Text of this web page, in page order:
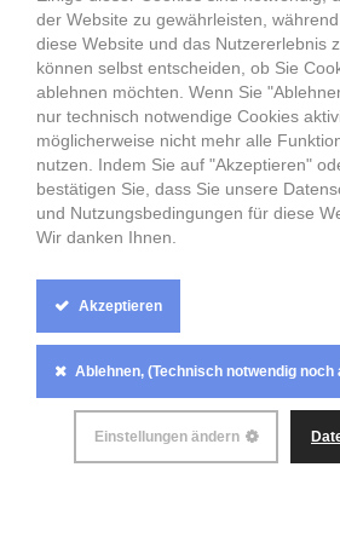
Partnervermittlung Minsk, Traumfrau
Weißrussland
Sie suchen eine Traumfrau aus
Ukraine, Deutschland? Frauen aus
Minsk, Sankt Petersburg, Berlin
Singelpartys in Moskau, Sankt
Singlepartys in Russland,
Ukraine. Ihre Datingagentur für
für Weißrussland, Ihr Dating Minsk,
Dating Sankt Petersburg
Frauen aus Belarus Weißrussland,
Frauen, Frauen aus Minsk
ALLE RECHTE VORBEHALTEN
Cookie
Box
Settings
der Website zu gewährleisten,
diese Website und das Nutzererlebnis
können selbst entscheiden, ob Sie
ablehnen möchten. Wenn Sie
nur technisch notwendige Cookies
möglicherweise nicht mehr alle
nutzen. Indem Sie auf "Akzeptieren"
bestätigen Sie, dass Sie unsere
und Nutzungsbedingungen für diese
Wir danken Ihnen.
Akzeptieren
Ablehnen, (Technisch notwendig noch
Einstellungen ändern